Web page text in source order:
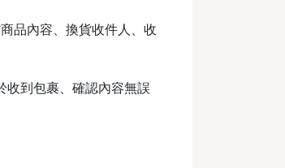
品內容、換貨收件人、收
收到包裹、確認內容無誤